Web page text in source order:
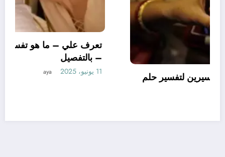
تعرف علي – ما هو تأويل ابن سيرين لتفسير حلم